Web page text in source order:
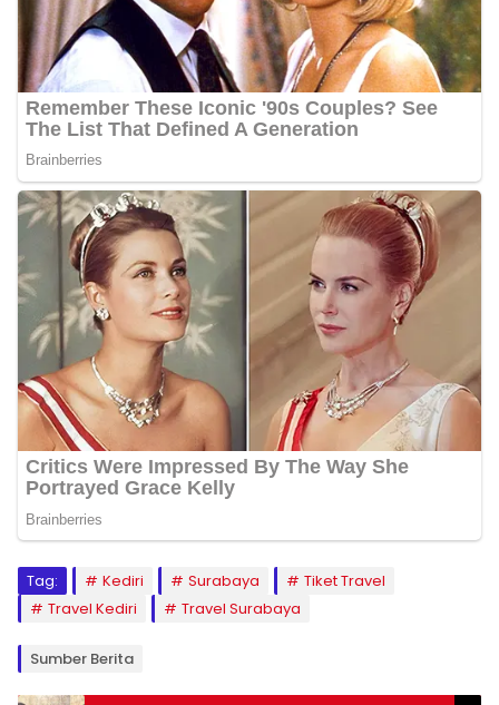
Tag: Kediri Surabaya
Tiket Travel
Travel Kediri
Travel Surabaya
Sumber Berita